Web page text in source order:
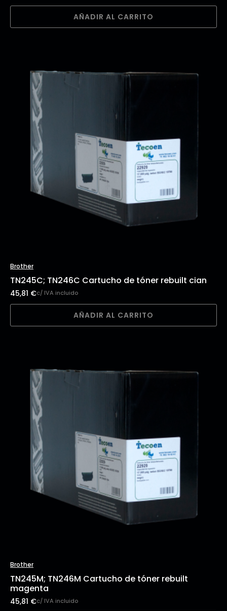
AÑADIR AL CARRITO
Brother
TN245C; TN246C Cartucho de tóner rebuilt cian
45,81 €c/ IVA incluido
AÑADIR AL CARRITO
Brother
TN245M; TN246M Cartucho de tóner rebuilt
magenta
45,81 €c/ IVA incluido